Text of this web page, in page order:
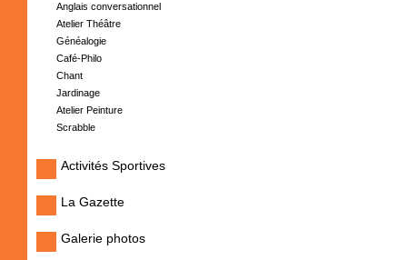
Anglais conversationnel
Atelier Théâtre
Généalogie
Café-Philo
Chant
Jardinage
Atelier Peinture
Scrabble
Activités Sportives
La Gazette
Galerie photos